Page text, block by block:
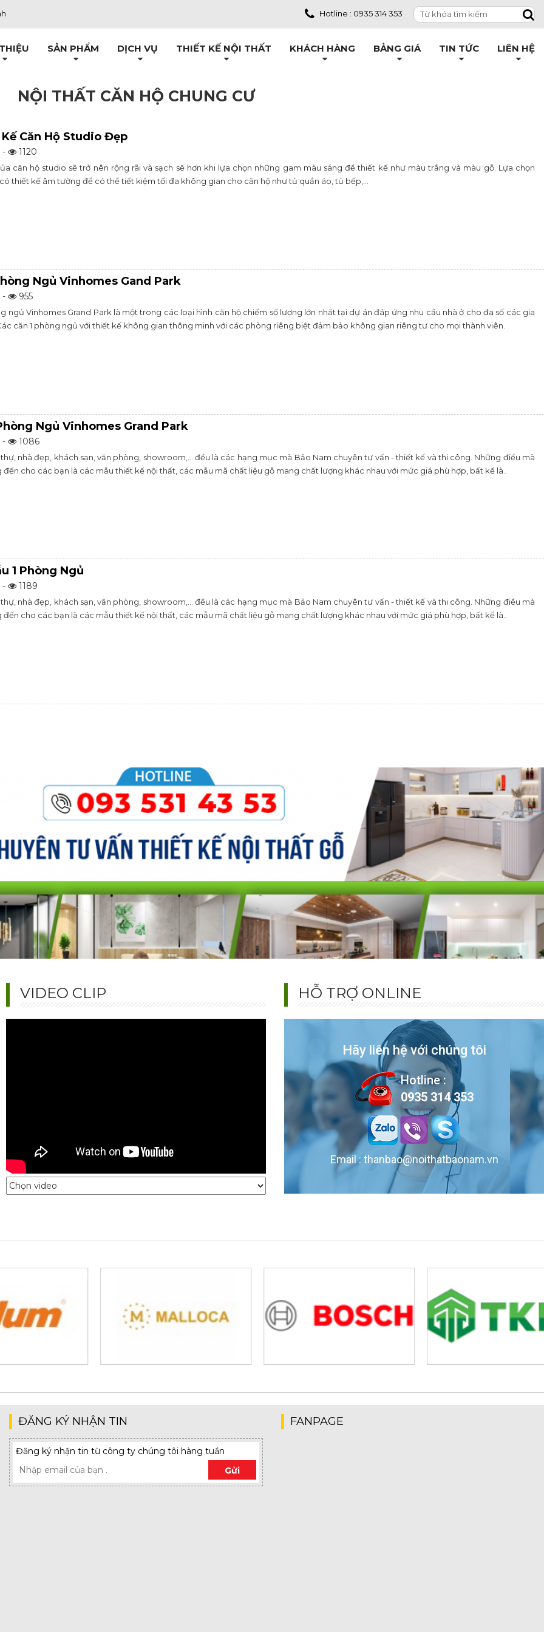
Hotline : 0935 314 353
SẢN PHẨM DỊCH VỤ THIẾT KẾ NỘI THẤT KHÁCH HÀNG BẢNG GIÁ TIN TỨC LIÊN HỆ
NỘI THẤT CĂN HỘ CHUNG CƯ
Căn Hộ Studio Đẹp
- 1120
căn hộ studio sẽ trở nên rộng rãi và sạch sẽ hơn khi lựa chọn những gam màu sáng để thiết kế như màu trắng và màu gỗ. Lựa chọn
thiết kế âm tường để có thể tiết kiệm tối đa không gian cho căn hộ như tủ quần áo, tủ bếp,...
Ngủ Vinhomes Gand Park
- 955
ngủ Vinhomes Grand Park là một trong các loại hình căn hộ chiếm số lượng lớn nhất tại dự án đáp ứng nhu cầu nhà ở cho đa số các gia
căn 1 phòng ngủ với thiết kế không gian thông minh với các phòng riêng biệt đảm bảo không gian riêng tư cho mọi thành viên.
Ngủ Vinhomes Grand Park
- 1086
nhà đẹp, khách sạn, văn phòng, showroom,... đều là các hạng mục mà Bảo Nam chuyên tư vấn - thiết kế và thi công. Những điều mà
đến cho các bạn là các mẫu thiết kế nội thất, các mẫu mã chất liệu gỗ mang chất lượng khác nhau với mức giá phù hợp, bất kể là..
1 Phòng Ngủ
- 1189
nhà đẹp, khách sạn, văn phòng, showroom,... đều là các hạng mục mà Bảo Nam chuyên tư vấn - thiết kế và thi công. Những điều mà
đến cho các bạn là các mẫu thiết kế nội thất, các mẫu mã chất liệu gỗ mang chất lượng khác nhau với mức giá phù hợp, bất kể là..
VIDEO CLIP HỖ TRỢ ONLINE
Hãy liên hệ với chúng tôi
Hotline :
0935 314 353
Email : thanbao@noithatbaonam.vn
ĐĂNG KÝ NHẬN TIN
Đăng ký nhận tin từ công ty chúng tôi hàng tuần
Gửi
FANPAGE